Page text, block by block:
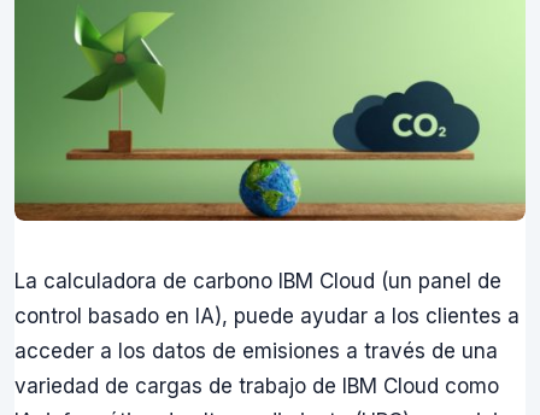
La calculadora de carbono IBM Cloud (un panel de
control basado en IA), puede ayudar a los clientes a
acceder a los datos de emisiones a través de una
variedad de cargas de trabajo de IBM Cloud como